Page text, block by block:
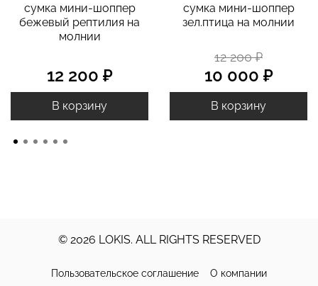
сумка мини-шоппер
бежевый рептилия на
молнии
12 200 ₽
В корзину
сумка мини-шоппер
зел.птица на молнии
12 200 ₽
10 000 ₽
В корзину
© 2026 LOKIS. ALL RIGHTS RESERVED
Пользовательское соглашение О компании